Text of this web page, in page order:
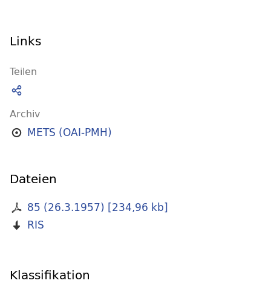
Links
Teilen
Archiv
METS (OAI-PMH)
Dateien
85 (26.3.1957) [234,96 kb]
RIS
Klassifikation